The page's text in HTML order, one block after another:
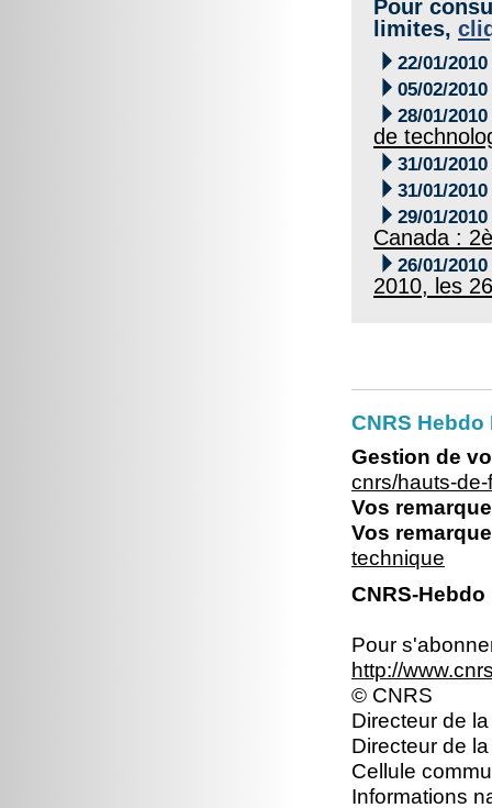
Pour
limites,
 22/01/2010
 05/02/2010
 28/01/2010
de
 31/01/2010
 31/01/2010
 29/01/2010
Canada :
 26/01/2010
2010, les
CNRS
Gestion de
cnrs/hauts-
Vos
Vos
technique
CNRS-
Pour
http://
© CNRS
Directeur de
Directeur de
Cellule
Informations